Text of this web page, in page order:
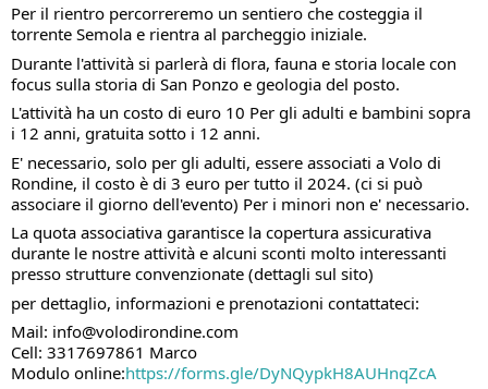
Per il rientro percorreremo un sentiero che costeggia il
torrente Semola e rientra al parcheggio iniziale.
Durante l'attività si parlerà di flora, fauna e storia locale con
focus sulla storia di San Ponzo e geologia del posto.
L'attività ha un costo di euro 10 Per gli adulti e bambini sopra
i 12 anni, gratuita sotto i 12 anni.
E' necessario, solo per gli adulti, essere associati a Volo di
Rondine, il costo è di 3 euro per tutto il 2024. (ci si può
associare il giorno dell'evento) Per i minori non e' necessario.
La quota associativa garantisce la copertura assicurativa
durante le nostre attività e alcuni sconti molto interessanti
presso strutture convenzionate (dettagli sul sito)
per dettaglio, informazioni e prenotazioni contattateci:
Mail: info@volodirondine.com
Cell: 3317697861 Marco
Modulo online:https://forms.gle/DyNQypkH8AUHnqZcA